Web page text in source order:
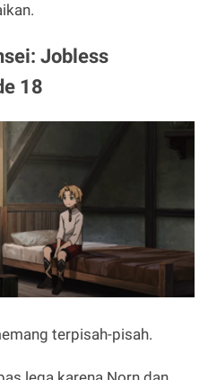
Jobless
18
terpisah-pisah.